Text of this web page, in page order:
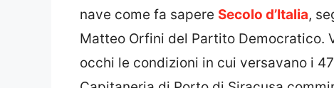
nave come fa sapere Secolo d’Italia,
Matteo Orfini del Partito Democratico.
occhi le condizioni in cui versavano i